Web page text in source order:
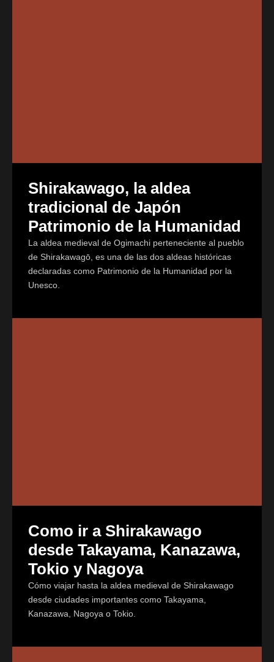
Shirakawago, la aldea
tradicional de Japón
Patrimonio de la Humanidad
La aldea medieval de Ogimachi perteneciente al pueblo
de Shirakawagō, es una de las dos aldeas históricas
declaradas como Patrimonio de la Humanidad por la
Unesco.
Como ir a Shirakawago
desde Takayama, Kanazawa,
Tokio y Nagoya
Cómo viajar hasta la aldea medieval de Shirakawago
desde ciudades importantes como Takayama,
Kanazawa, Nagoya o Tokio.